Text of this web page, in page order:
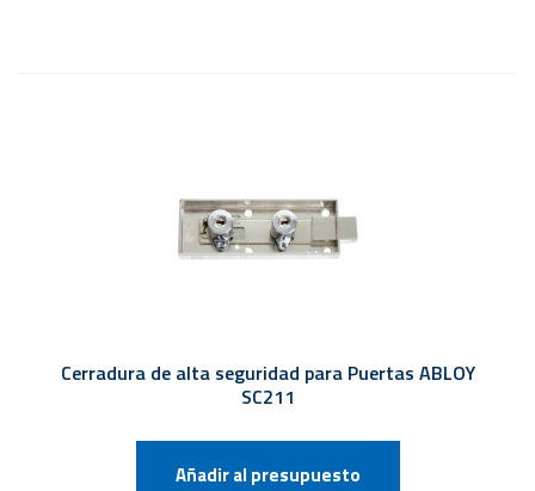
Cerradura de alta seguridad para Puertas ABLOY
SC211
Añadir al presupuesto